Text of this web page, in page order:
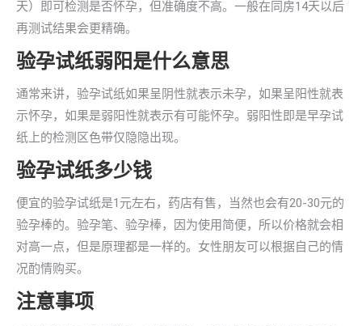
天）即可检测是否怀孕，但准确度不高。一般在同房14天以后
再测试结果会更精确。
验孕试纸弱阳是什么意思
通常来讲，验孕试纸如果呈阴性就表示未孕，如果呈阳性就表
示怀孕，如果是弱阳性就表示有可能怀孕。弱阳性即是早孕试
纸上的检测区色带仅隐隐出现。
验孕试纸多少钱
便宜的验孕试纸是1元左右，药店有售，当然也会有20-30元的
验孕棒的。验孕笔、验孕棒，因为使用简便，所以价格就会相
对高一点，但是原理都是一样的。女性朋友可以根据自己的情
况酌情购买。
注意事项